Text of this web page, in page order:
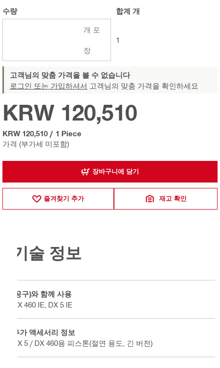
수량
개 포
장
합계 개
1
고객님의 맞춤 가격을 볼 수 없습니다
로그인 또는 가입하셔서 고객님의 맞춤 가격을 확인하세요
가격 (부가세 미포함)
KRW 120,510
KRW 120,510 / 1 Piece
장바구니에 담기
즐겨찾기 추가 재고 확인
기술 정보
(공구)와 함께 사용
DX 460 IE, DX 5 IE
추가 액세서리 정보
DX 5 / DX 460용 피스톤(절연 용도, 긴 버전)